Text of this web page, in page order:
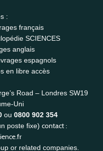
:
français
SCIENCES
anglais
espagnols
en libre accès
Road – Londres SW19
Uni
ou 0800 902 354
poste fixe) contact :
or related companies.